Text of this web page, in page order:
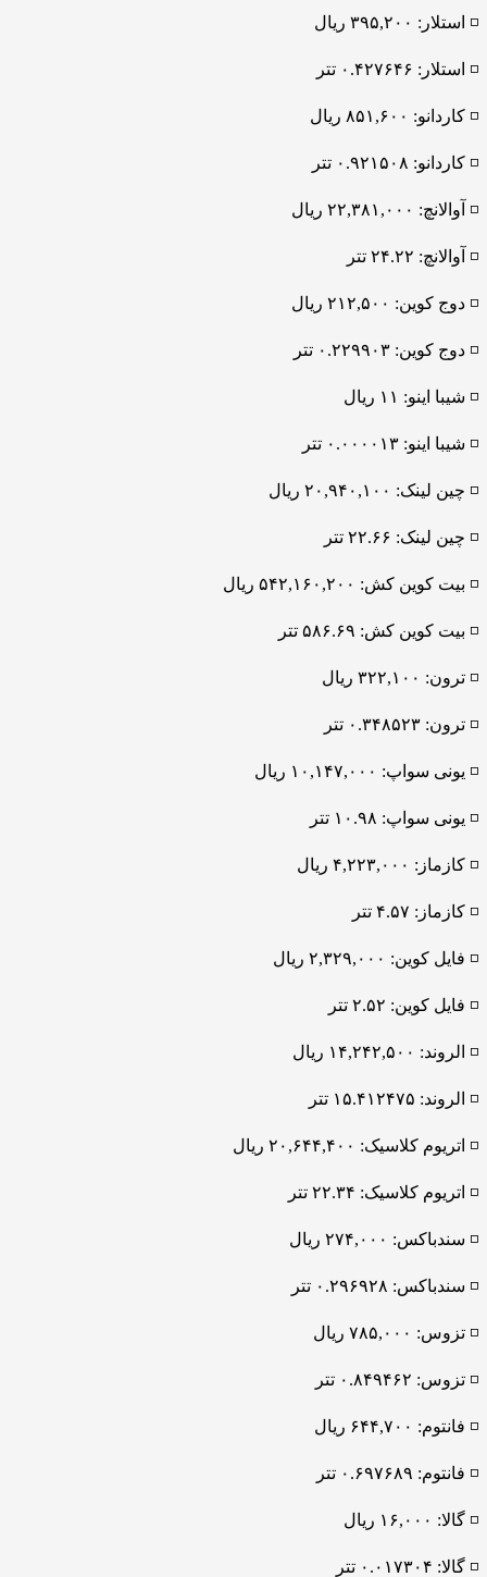
◽️ استلار: ۳۹۵,۲۰۰ ریال
◽️ استلار: ۰.۴۲۷۶۴۶ تتر
◽️ کاردانو: ۸۵۱,۶۰۰ ریال
◽️ کاردانو: ۰.۹۲۱۵۰۸ تتر
◽️ آوالانچ: ۲۲,۳۸۱,۰۰۰ ریال
◽️ آوالانچ: ۲۴.۲۲ تتر
◽️ دوج کوین: ۲۱۲,۵۰۰ ریال
◽️ دوج کوین: ۰.۲۲۹۹۰۳ تتر
◽️ شیبا اینو: ۱۱ ریال
◽️ شیبا اینو: ۰.۰۰۰۰۱۳ تتر
◽️ چین لینک: ۲۰,۹۴۰,۱۰۰ ریال
◽️ چین لینک: ۲۲.۶۶ تتر
◽️ بیت کوین کش: ۵۴۲,۱۶۰,۲۰۰ ریال
◽️ بیت کوین کش: ۵۸۶.۶۹ تتر
◽️ ترون: ۳۲۲,۱۰۰ ریال
◽️ ترون: ۰.۳۴۸۵۲۳ تتر
◽️ یونی سواپ: ۱۰,۱۴۷,۰۰۰ ریال
◽️ یونی سواپ: ۱۰.۹۸ تتر
◽️ کازماز: ۴,۲۲۳,۰۰۰ ریال
◽️ کازماز: ۴.۵۷ تتر
◽️ فایل کوین: ۲,۳۲۹,۰۰۰ ریال
◽️ فایل کوین: ۲.۵۲ تتر
◽️ الروند: ۱۴,۲۴۲,۵۰۰ ریال
◽️ الروند: ۱۵.۴۱۲۴۷۵ تتر
◽️ اتریوم کلاسیک: ۲۰,۶۴۴,۴۰۰ ریال
◽️ اتریوم کلاسیک: ۲۲.۳۴ تتر
◽️ سندباکس: ۲۷۴,۰۰۰ ریال
◽️ سندباکس: ۰.۲۹۶۹۲۸ تتر
◽️ تزوس: ۷۸۵,۰۰۰ ریال
◽️ تزوس: ۰.۸۴۹۴۶۲ تتر
◽️ فانتوم: ۶۴۴,۷۰۰ ریال
◽️ فانتوم: ۰.۶۹۷۶۸۹ تتر
◽️ گالا: ۱۶,۰۰۰ ریال
◽️ گالا: ۰.۰۱۷۳۰۴ تتر